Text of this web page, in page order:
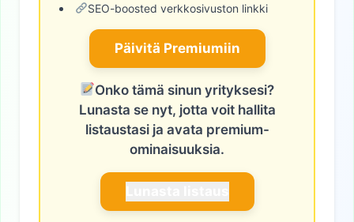
SEO-boosted verkkosivuston linkki
Päivitä Premiumiin
Onko tämä sinun yrityksesi?
Lunasta se nyt, jotta voit hallita
listaustasi ja avata premium-
ominaisuuksia.